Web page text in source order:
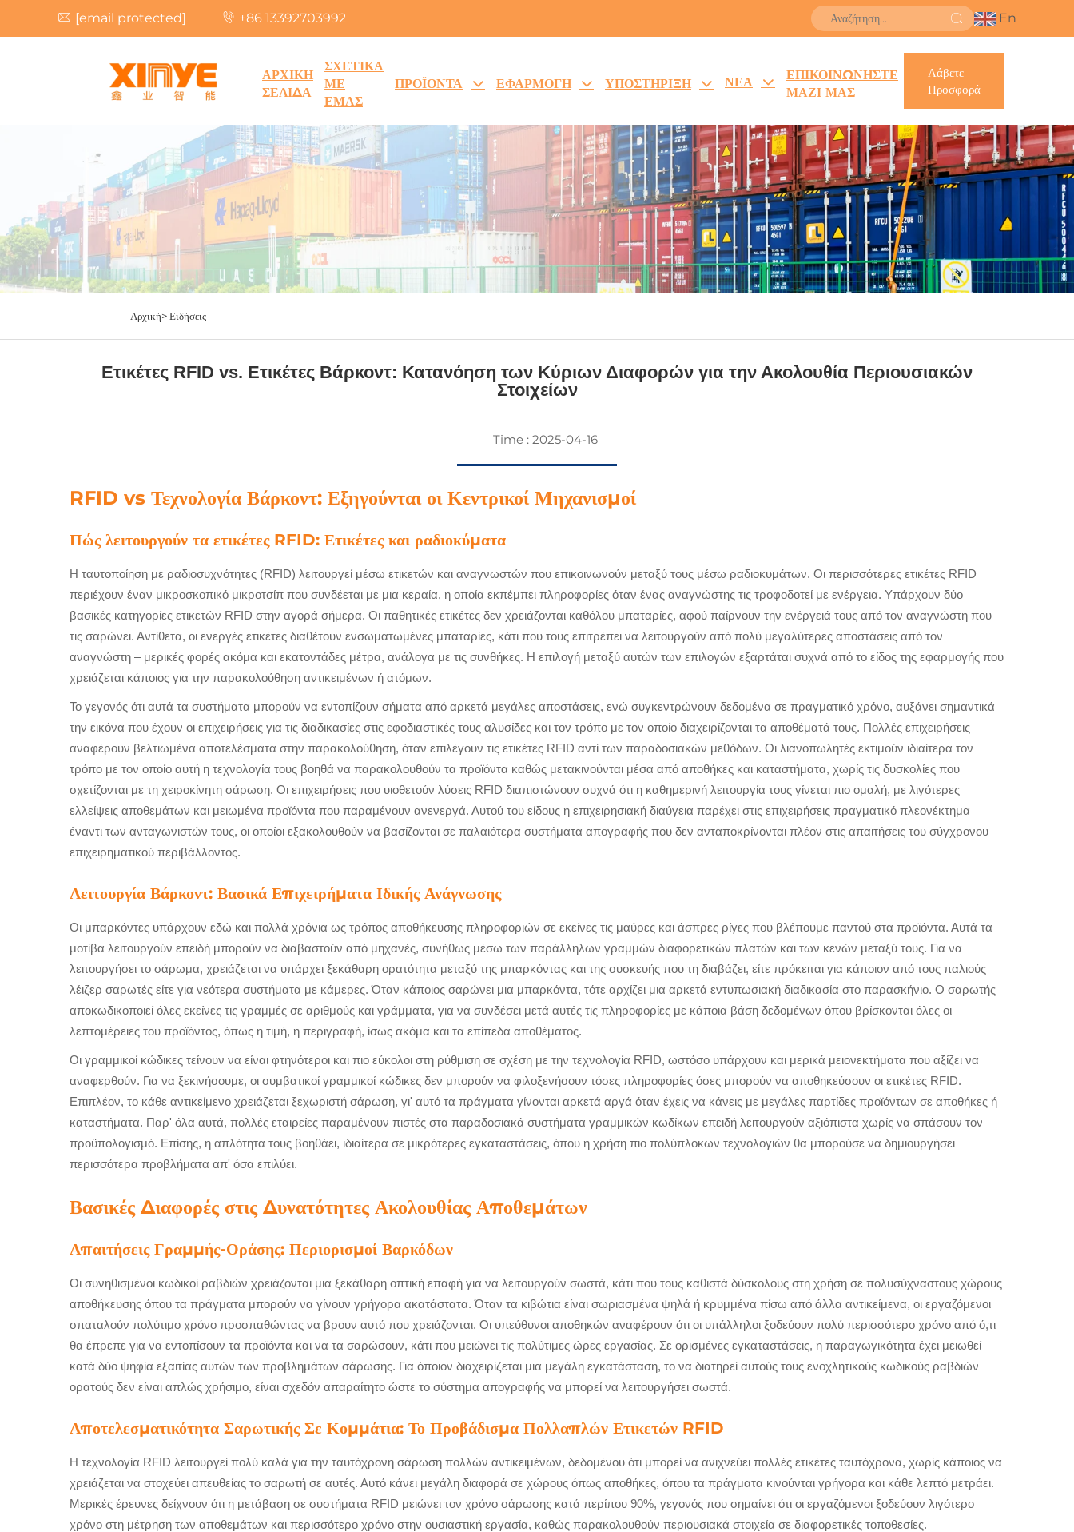
[email protected] +86 13392703992 En
ΑΡΧΙΚΗ
ΣΕΛΙΔΑ
ΣΧΕΤΙΚΑ
ΜΕ
ΕΜΑΣ
ΠΡΟΪΟΝΤΑ ΕΦΑΡΜΟΓΗ ΥΠΟΣΤΗΡΙΞΗ ΝΕΑ
ΕΠΙΚΟΙΝΩΝΗΣΤΕ
ΜΑΖΙ ΜΑΣ
Λάβετε
Προσφορά
Αρχική>Ειδήσεις
Ετικέτες RFID vs. Ετικέτες Βάρκοντ: Κατανόηση των Κύριων Διαφορών για την Ακολουθία Περιουσιακών
Στοιχείων
Time : 2025-04-16
RFID vs Τεχνολογία Βάρκοντ: Εξηγούνται οι Κεντρικοί Μηχανισμοί
Πώς λειτουργούν τα ετικέτες RFID: Ετικέτες και ραδιοκύματα
Η ταυτοποίηση με ραδιοσυχνότητες (RFID) λειτουργεί μέσω ετικετών και αναγνωστών που επικοινωνούν μεταξύ τους μέσω ραδιοκυμάτων. Οι περισσότερες ετικέτες RFID
περιέχουν έναν μικροσκοπικό μικροτσίπ που συνδέεται με μια κεραία, η οποία εκπέμπει πληροφορίες όταν ένας αναγνώστης τις τροφοδοτεί με ενέργεια. Υπάρχουν δύο
βασικές κατηγορίες ετικετών RFID στην αγορά σήμερα. Οι παθητικές ετικέτες δεν χρειάζονται καθόλου μπαταρίες, αφού παίρνουν την ενέργειά τους από τον αναγνώστη που
τις σαρώνει. Αντίθετα, οι ενεργές ετικέτες διαθέτουν ενσωματωμένες μπαταρίες, κάτι που τους επιτρέπει να λειτουργούν από πολύ μεγαλύτερες αποστάσεις από τον
αναγνώστη – μερικές φορές ακόμα και εκατοντάδες μέτρα, ανάλογα με τις συνθήκες. Η επιλογή μεταξύ αυτών των επιλογών εξαρτάται συχνά από το είδος της εφαρμογής που
χρειάζεται κάποιος για την παρακολούθηση αντικειμένων ή ατόμων.
Το γεγονός ότι αυτά τα συστήματα μπορούν να εντοπίζουν σήματα από αρκετά μεγάλες αποστάσεις, ενώ συγκεντρώνουν δεδομένα σε πραγματικό χρόνο, αυξάνει σημαντικά
την εικόνα που έχουν οι επιχειρήσεις για τις διαδικασίες στις εφοδιαστικές τους αλυσίδες και τον τρόπο με τον οποίο διαχειρίζονται τα αποθέματά τους. Πολλές επιχειρήσεις
αναφέρουν βελτιωμένα αποτελέσματα στην παρακολούθηση, όταν επιλέγουν τις ετικέτες RFID αντί των παραδοσιακών μεθόδων. Οι λιανοπωλητές εκτιμούν ιδιαίτερα τον
τρόπο με τον οποίο αυτή η τεχνολογία τους βοηθά να παρακολουθούν τα προϊόντα καθώς μετακινούνται μέσα από αποθήκες και καταστήματα, χωρίς τις δυσκολίες που
σχετίζονται με τη χειροκίνητη σάρωση. Οι επιχειρήσεις που υιοθετούν λύσεις RFID διαπιστώνουν συχνά ότι η καθημερινή λειτουργία τους γίνεται πιο ομαλή, με λιγότερες
ελλείψεις αποθεμάτων και μειωμένα προϊόντα που παραμένουν ανενεργά. Αυτού του είδους η επιχειρησιακή διαύγεια παρέχει στις επιχειρήσεις πραγματικό πλεονέκτημα
έναντι των ανταγωνιστών τους, οι οποίοι εξακολουθούν να βασίζονται σε παλαιότερα συστήματα απογραφής που δεν ανταποκρίνονται πλέον στις απαιτήσεις του σύγχρονου
επιχειρηματικού περιβάλλοντος.
Λειτουργία Βάρκοντ: Βασικά Επιχειρήματα Ιδικής Ανάγνωσης
Οι μπαρκόντες υπάρχουν εδώ και πολλά χρόνια ως τρόπος αποθήκευσης πληροφοριών σε εκείνες τις μαύρες και άσπρες ρίγες που βλέπουμε παντού στα προϊόντα. Αυτά τα
μοτίβα λειτουργούν επειδή μπορούν να διαβαστούν από μηχανές, συνήθως μέσω των παράλληλων γραμμών διαφορετικών πλατών και των κενών μεταξύ τους. Για να
λειτουργήσει το σάρωμα, χρειάζεται να υπάρχει ξεκάθαρη ορατότητα μεταξύ της μπαρκόντας και της συσκευής που τη διαβάζει, είτε πρόκειται για κάποιον από τους παλιούς
λέιζερ σαρωτές είτε για νεότερα συστήματα με κάμερες. Όταν κάποιος σαρώνει μια μπαρκόντα, τότε αρχίζει μια αρκετά εντυπωσιακή διαδικασία στο παρασκήνιο. Ο σαρωτής
αποκωδικοποιεί όλες εκείνες τις γραμμές σε αριθμούς και γράμματα, για να συνδέσει μετά αυτές τις πληροφορίες με κάποια βάση δεδομένων όπου βρίσκονται όλες οι
λεπτομέρειες του προϊόντος, όπως η τιμή, η περιγραφή, ίσως ακόμα και τα επίπεδα αποθέματος.
Οι γραμμικοί κώδικες τείνουν να είναι φτηνότεροι και πιο εύκολοι στη ρύθμιση σε σχέση με την τεχνολογία RFID, ωστόσο υπάρχουν και μερικά μειονεκτήματα που αξίζει να
αναφερθούν. Για να ξεκινήσουμε, οι συμβατικοί γραμμικοί κώδικες δεν μπορούν να φιλοξενήσουν τόσες πληροφορίες όσες μπορούν να αποθηκεύσουν οι ετικέτες RFID.
Επιπλέον, το κάθε αντικείμενο χρειάζεται ξεχωριστή σάρωση, γι' αυτό τα πράγματα γίνονται αρκετά αργά όταν έχεις να κάνεις με μεγάλες παρτίδες προϊόντων σε αποθήκες ή
καταστήματα. Παρ' όλα αυτά, πολλές εταιρείες παραμένουν πιστές στα παραδοσιακά συστήματα γραμμικών κωδίκων επειδή λειτουργούν αξιόπιστα χωρίς να σπάσουν τον
προϋπολογισμό. Επίσης, η απλότητα τους βοηθάει, ιδιαίτερα σε μικρότερες εγκαταστάσεις, όπου η χρήση πιο πολύπλοκων τεχνολογιών θα μπορούσε να δημιουργήσει
περισσότερα προβλήματα απ' όσα επιλύει.
Βασικές Διαφορές στις Δυνατότητες Ακολουθίας Αποθεμάτων
Απαιτήσεις Γραμμής-Οράσης: Περιορισμοί Βαρκόδων
Οι συνηθισμένοι κωδικοί ραβδιών χρειάζονται μια ξεκάθαρη οπτική επαφή για να λειτουργούν σωστά, κάτι που τους καθιστά δύσκολους στη χρήση σε πολυσύχναστους χώρους
αποθήκευσης όπου τα πράγματα μπορούν να γίνουν γρήγορα ακατάστατα. Όταν τα κιβώτια είναι σωριασμένα ψηλά ή κρυμμένα πίσω από άλλα αντικείμενα, οι εργαζόμενοι
σπαταλούν πολύτιμο χρόνο προσπαθώντας να βρουν αυτό που χρειάζονται. Οι υπεύθυνοι αποθηκών αναφέρουν ότι οι υπάλληλοι ξοδεύουν πολύ περισσότερο χρόνο από ό,τι
θα έπρεπε για να εντοπίσουν τα προϊόντα και να τα σαρώσουν, κάτι που μειώνει τις πολύτιμες ώρες εργασίας. Σε ορισμένες εγκαταστάσεις, η παραγωγικότητα έχει μειωθεί
κατά δύο ψηφία εξαιτίας αυτών των προβλημάτων σάρωσης. Για όποιον διαχειρίζεται μια μεγάλη εγκατάσταση, το να διατηρεί αυτούς τους ενοχλητικούς κωδικούς ραβδιών
ορατούς δεν είναι απλώς χρήσιμο, είναι σχεδόν απαραίτητο ώστε το σύστημα απογραφής να μπορεί να λειτουργήσει σωστά.
Αποτελεσματικότητα Σαρωτικής Σε Κομμάτια: Το Προβάδισμα Πολλαπλών Ετικετών RFID
Η τεχνολογία RFID λειτουργεί πολύ καλά για την ταυτόχρονη σάρωση πολλών αντικειμένων, δεδομένου ότι μπορεί να ανιχνεύει πολλές ετικέτες ταυτόχρονα, χωρίς κάποιος να
χρειάζεται να στοχεύει απευθείας το σαρωτή σε αυτές. Αυτό κάνει μεγάλη διαφορά σε χώρους όπως αποθήκες, όπου τα πράγματα κινούνται γρήγορα και κάθε λεπτό μετράει.
Μερικές έρευνες δείχνουν ότι η μετάβαση σε συστήματα RFID μειώνει τον χρόνο σάρωσης κατά περίπου 90%, γεγονός που σημαίνει ότι οι εργαζόμενοι ξοδεύουν λιγότερο
χρόνο στη μέτρηση των αποθεμάτων και περισσότερο χρόνο στην ουσιαστική εργασία, καθώς παρακολουθούν περιουσιακά στοιχεία σε διαφορετικές τοποθεσίες.